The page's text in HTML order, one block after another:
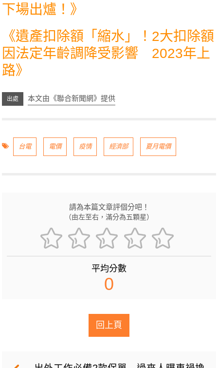
下場出爐！ 》
《遺產扣除額「縮水」！2大扣除額
因法定年齡調降受影響 2023年上
路》
本文由《聯合新聞網》提供
台電 電價 疫情 經濟部 夏月電價
請為本篇文章評個分吧！
（由左至右，滿分為五顆星）
平均分數
0
回上頁